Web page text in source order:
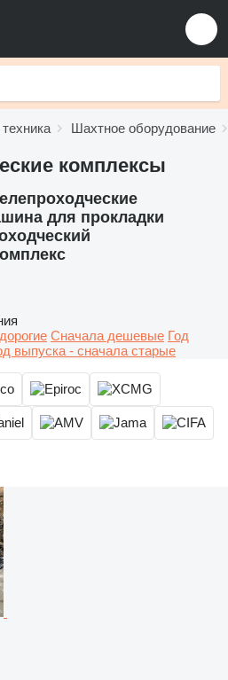
Шахтное оборудование
комплексы
для прокладки
Сначала дешевые Год
выпуска - сначала старые